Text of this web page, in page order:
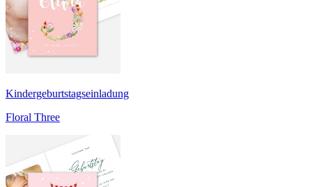
Kindergeburtstagseinladung
Floral Three